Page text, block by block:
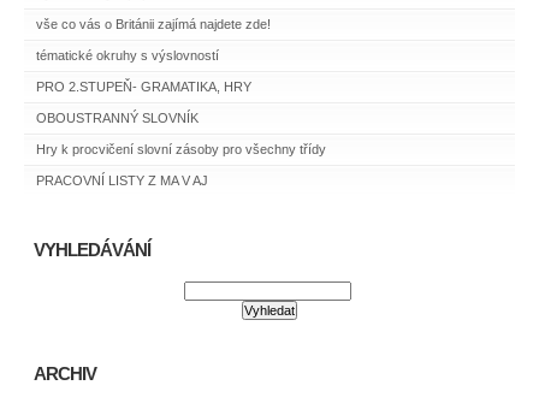
vše co vás o Británii zajímá najdete zde!
tématické okruhy s výslovností
PRO 2.STUPEŇ- GRAMATIKA, HRY
OBOUSTRANNÝ SLOVNÍK
Hry k procvičení slovní zásoby pro všechny třídy
PRACOVNÍ LISTY Z MA V AJ
VYHLEDÁVÁNÍ
ARCHIV